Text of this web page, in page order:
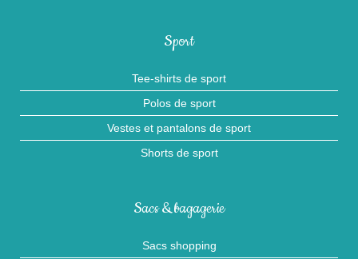
Sport
Tee-shirts de sport
Polos de sport
Vestes et pantalons de sport
Shorts de sport
Sacs & bagagerie
Sacs shopping